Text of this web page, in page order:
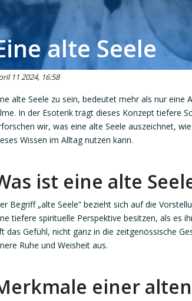
alte Seele
11 2024, 16:58
alte Seele zu sein, bedeutet mehr als nur
In der Esoterik trägt dieses Konzept tiefere
wir, was eine alte Seele auszeichnet,
Wissen im Alltag nutzen kann.
ist eine alte
Begriff „alte Seele“ bezieht sich auf die
tiefere spirituelle Perspektive besitzen, als es
das Gefühl, nicht ganz in die zeitgenössische
Ruhe und Weisheit aus.
einer